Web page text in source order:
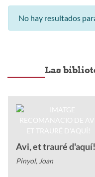
No hay resultados
Las
Avi, et trauré d'aquí!
Pinyol, Joan